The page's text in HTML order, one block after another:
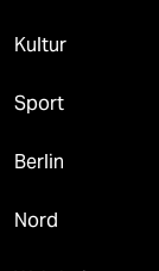
Kultur
Sport
Berlin
Nord